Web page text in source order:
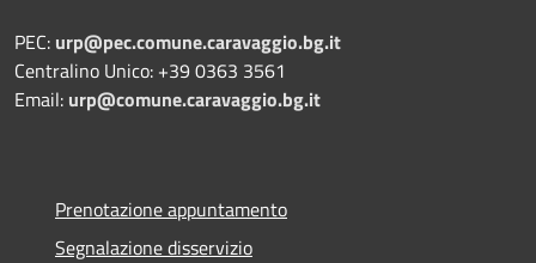
PEC: urp@pec.comune.caravaggio.bg.it
Centralino Unico: +39 0363 3561
Email: urp@comune.caravaggio.bg.it
Prenotazione appuntamento
Segnalazione disservizio